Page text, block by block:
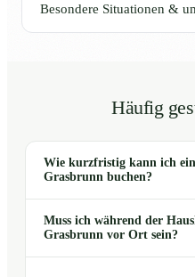
Besondere Situationen &
Häufig
Wie kurzfristig kann ich
Grasbrunn buchen?
Muss ich während der
Grasbrunn vor Ort sein?